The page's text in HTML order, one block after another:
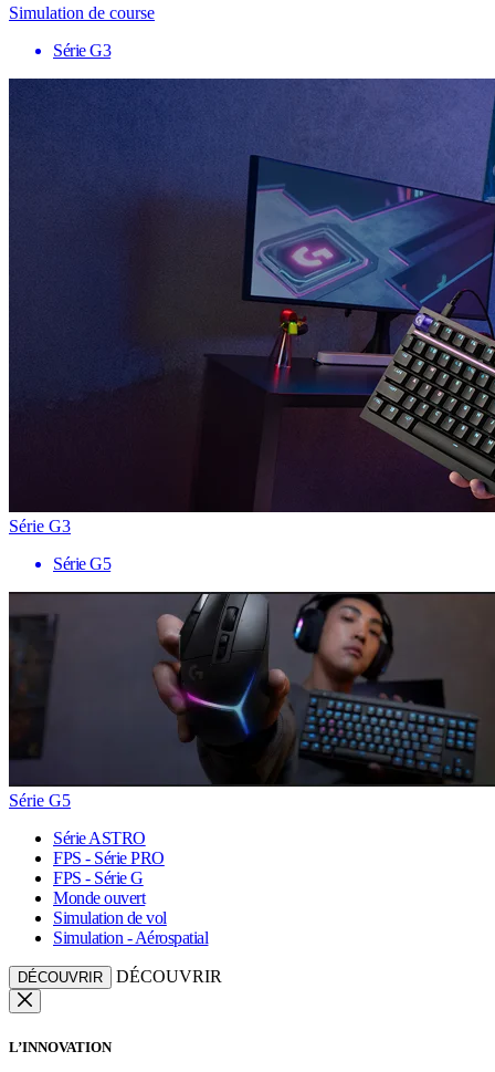
Simulation de course
Série G3
Série G3
Série G5
Série G5
Série ASTRO
FPS - Série PRO
FPS - Série G
Monde ouvert
Simulation de vol
Simulation - Aérospatial
DÉCOUVRIR DÉCOUVRIR
L’INNOVATION